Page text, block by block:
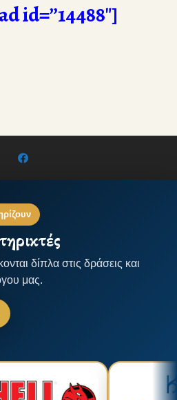
id=”14488″]
δίπλα στις δράσεις και
μας.